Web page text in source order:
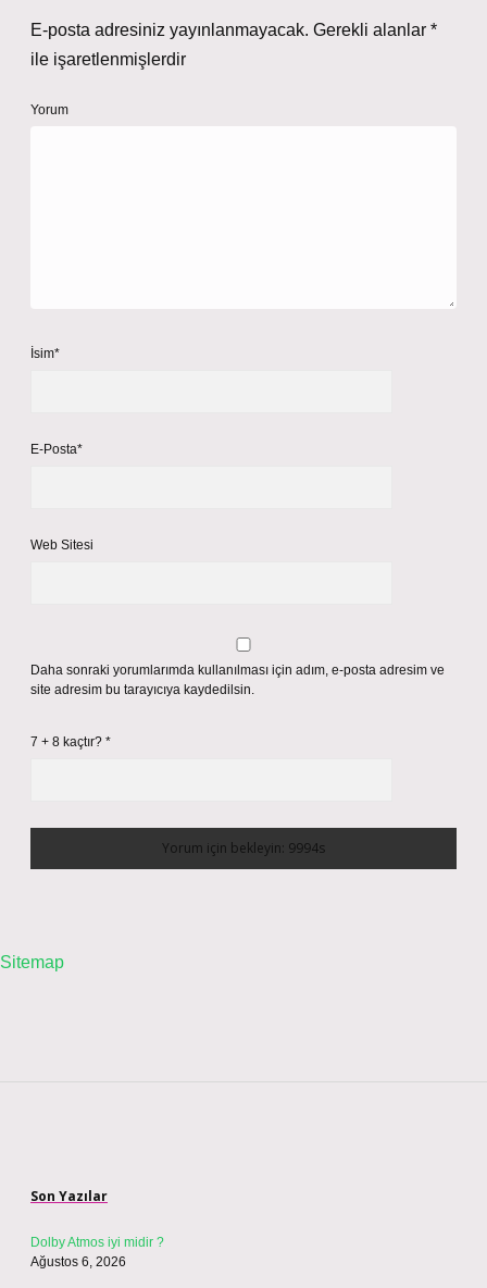
E-posta adresiniz yayınlanmayacak. Gerekli alanlar *
ile işaretlenmişlerdir
Yorum
İsim*
E-Posta*
Web Sitesi
Daha sonraki yorumlarımda kullanılması için adım, e-posta adresim ve
site adresim bu tarayıcıya kaydedilsin.
7 + 8 kaçtır? *
Sitemap
Son Yazılar
Dolby Atmos iyi midir ?
Ağustos 6, 2026